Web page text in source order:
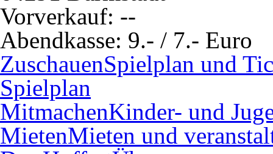
Vorverkauf: --
Abendkasse: 9.- / 7.- Euro
ZuschauenSpielplan und
Spielplan
MitmachenKinder- und
MietenMieten und